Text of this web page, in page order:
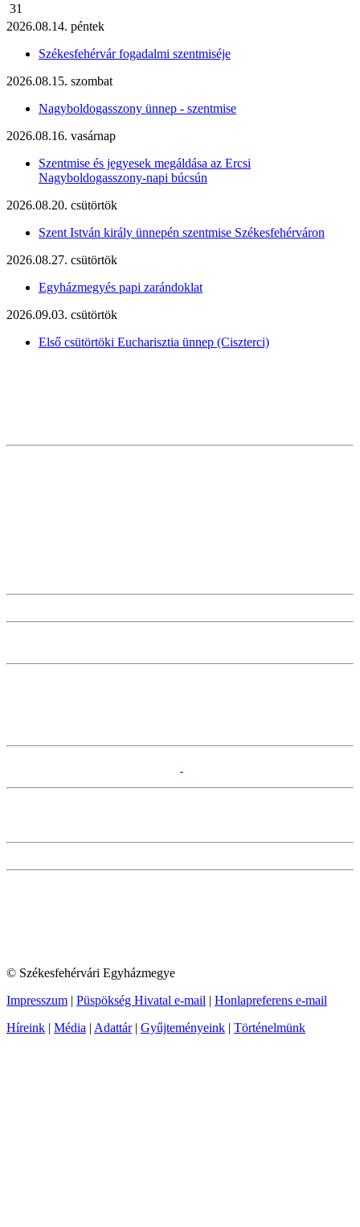
31
2026.08.14. péntek
Székesfehérvár fogadalmi szentmiséje
2026.08.15. szombat
Nagyboldogasszony ünnep - szentmise
2026.08.16. vasárnap
Szentmise és jegyesek megáldása az Ercsi
Nagyboldogasszony-napi búcsún
2026.08.20. csütörtök
Szent István király ünnepén szentmise Székesfehérváron
2026.08.27. csütörtök
Egyházmegyés papi zarándoklat
2026.09.03. csütörtök
Első csütörtöki Eucharisztia ünnep (Ciszterci)
© Székesfehérvári Egyházmegye
Impresszum | Püspökség Hivatal e-mail | Honlapreferens e-mail
Híreink | Média | Adattár| Gyűjteményeink | Történelmünk